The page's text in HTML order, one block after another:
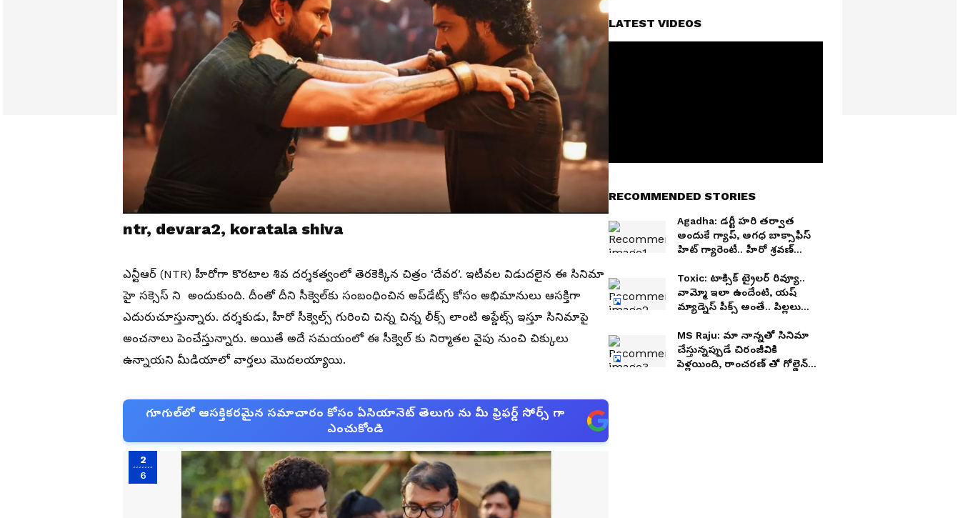
ntr, devara2, koratala shiva
ఎన్టీఆర్‌ (NTR) హీరోగా కొరటాల శివ దర్శకత్వంలో తెరకెక్కిన చిత్రం ‘దేవర’. ఇటీవల విడుదలైన ఈ సినిమా
హై సక్సెస్ ని అందుకుంది. దీంతో దీని సీక్వెల్‌కు సంబంధించిన అప్‌డేట్స్‌ కోసం అభిమానులు ఆసక్తిగా
ఎదురుచూస్తున్నారు. దర్శకుడు, హీరో సీక్వెల్స్ గురించి చిన్న చిన్న లీక్స్ లాంటి అప్డేట్స్ ఇస్తూ సినిమాపై
అంచనాలు పెంచేస్తున్నారు. అయితే అదే సమయంలో ఈ సీక్వెల్ కు నిర్మాతల వైపు నుంచి చిక్కులు
ఉన్నాయని మీడియాలో వార్తలు మొదలయ్యాయి.
గూగుల్‌లో ఆసక్తికరమైన సమాచారం కోసం ఏసియానెట్ తెలుగు ను మీ ఫ్రిఫర్డ్ సోర్స్ గా
ఎంచుకోండి
2
6
LATEST VIDEOS
RECOMMENDED STORIES
Agadha: డర్టీ హరి తర్వాత
అందుకే గ్యాప్, అగధ బాక్సాఫీస్
హిట్ గ్యారెంటీ.. హీరో శ్రవణ్
Toxic: టాక్సిక్ ట్రైలర్ రివ్యూ..
వామ్మో ఇలా ఉందేంటి, యష్
మ్యాడ్నెస్ పీక్స్ అంతే.. పిల్లలు
MS Raju: మా నాన్నతో సినిమా
చేస్తున్నప్పుడే చిరంజీవికి
పెళ్లయింది, రాంచరణ్ తో గోల్డెన్